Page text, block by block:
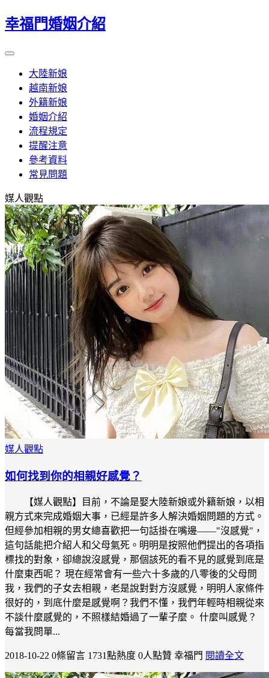
幸福門婚姻介紹
大陸新娘
越南新娘
外籍新娘
婚姻介紹
流程規定
提醒注意
參考資料
常見問題
媒人觀點
媒人觀點
如何找到你的相親好感覺？
【媒人觀點】目前，不論是娶大陸新娘或外籍新娘，以相
親方式來完成婚姻大事，已經是許多人解決婚姻問題的方式。
但經參加相親的男女總喜歡把一句話掛在嘴邊——"沒感覺"，
這句話能把介紹人和父母氣死。明明是按照他們提出的各項指
標找的對象，卻總說沒感覺，那個該死的看不見的感覺到底是
什麼東西呢？ 現在經常會有一些六十多歲的八零後的父母問
我，我們的子女去相親，老是說對對方沒感覺，明明人家條件
很好的，到底什麼是感覺啊？我們不懂，我們年輕時相親從來
不談什麼感覺的，不照樣結婚過了一輩子麼。 什麼叫感覺？
每當我問單...
2018-10-22 0條留言 1731點熱度 0人點贊 幸福門 閱讀全文